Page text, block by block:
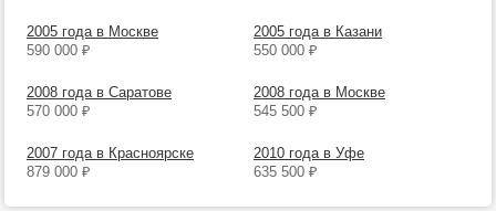
2005 года в Москве
590 000 ₽
2005 года в Казани
550 000 ₽
2008 года в Саратове
570 000 ₽
2008 года в Москве
545 500 ₽
2007 года в Красноярске
879 000 ₽
2010 года в Уфе
635 500 ₽